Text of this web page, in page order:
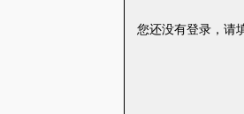
您还没有登录，请